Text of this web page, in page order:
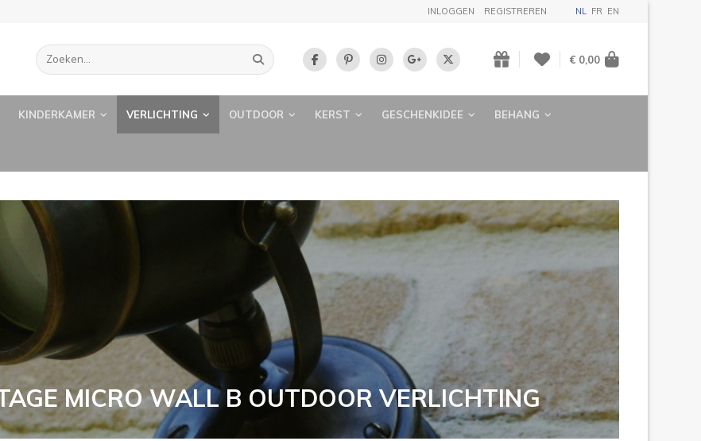
INLOGGEN REGISTREREN NL FR EN
€ 0,00
KINDERKAMER VERLICHTING OUTDOOR KERST GESCHENKIDEE BEHANG
MICRO WALL B OUTDOOR VERLICHTING